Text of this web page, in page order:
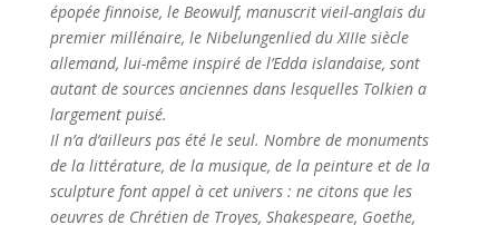
épopée finnoise, le Beowulf, manuscrit vieil-anglais du
premier millénaire, le Nibelungenlied du XIIIe siècle
allemand, lui-même inspiré de l’Edda islandaise, sont
autant de sources anciennes dans lesquelles Tolkien a
largement puisé.
Il n’a d’ailleurs pas été le seul. Nombre de monuments
de la littérature, de la musique, de la peinture et de la
sculpture font appel à cet univers : ne citons que les
oeuvres de Chrétien de Troyes, Shakespeare, Goethe,